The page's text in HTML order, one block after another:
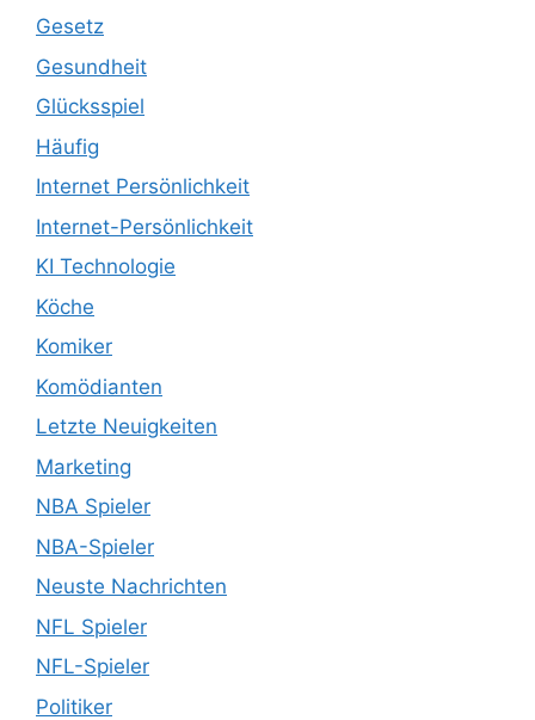
Gesetz
Gesundheit
Glücksspiel
Häufig
Internet Persönlichkeit
Internet-Persönlichkeit
KI Technologie
Köche
Komiker
Komödianten
Letzte Neuigkeiten
Marketing
NBA Spieler
NBA-Spieler
Neuste Nachrichten
NFL Spieler
NFL-Spieler
Politiker